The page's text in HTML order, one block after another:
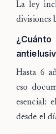
La ley
divisiones
Hasta 6
eso
esencial:
desde el